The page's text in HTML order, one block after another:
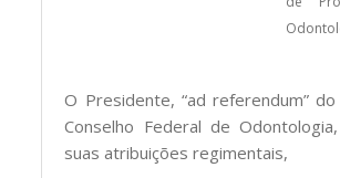
O Presidente, “ad referendum”
Conselho Federal de
suas atribuições regimentais,